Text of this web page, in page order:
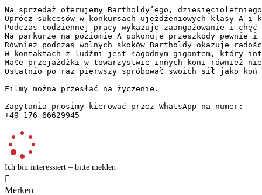
Na sprzedaż oferujemy Bartholdy’ego,
Oprócz sukcesów w konkursach ujeżdżeniowych klasy
Podczas codziennej pracy wykazuje zaangażowanie i
Na parkurze na poziomie A pokonuje przeszkody
Również podczas wolnych skoków Bartholdy okazuje
W kontaktach z ludźmi jest łagodnym gigantem, który
Małe przejażdżki w towarzystwie innych koni również
Ostatnio po raz pierwszy spróbował swoich sił jako
Filmy można przesłać na życzenie.
Zapytania prosimy kierować przez WhatsApp na numer:
+49 176 66629945
Ich bin interessiert – bitte melden

Merken